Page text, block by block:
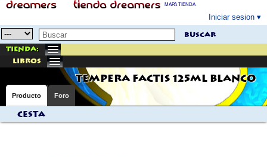
MAPA TIENDA
Iniciar sesion
buscar
Tienda:
libros
TEMPERA FACTIS 125ML BLANCO
Producto Foro
Cesta